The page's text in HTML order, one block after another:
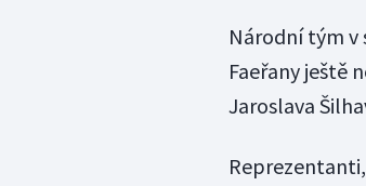
Národní tým v
Faeřany ještě
Jaroslava